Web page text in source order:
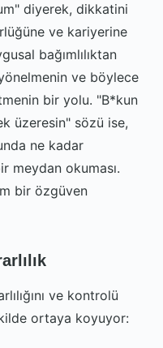
diyerek, dikkatini
ve kariyerine
bağımlılıktan
ve böylece
bir yolu. "B*kun
üzeresin" sözü ise,
ne kadar
meydan okuması.
bir özgüven
ve kontrolü
ortaya koyuyor: